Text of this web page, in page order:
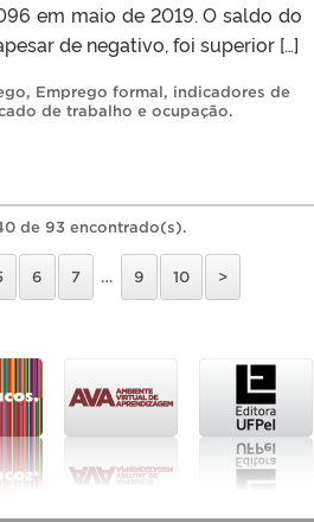
em maio de 2019. O saldo do
de negativo, foi superior […]
, Emprego formal, indicadores de
de trabalho e ocupação.
de 93 encontrado(s).
6 7 … 9 10 >